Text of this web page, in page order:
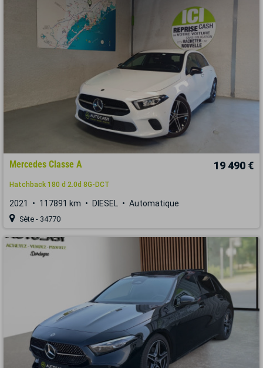
Mercedes Classe A 19 490 €
Hatchback 180 d 2.0d 8G-DCT
2021 117891 km DIESEL Automatique
Sète - 34770